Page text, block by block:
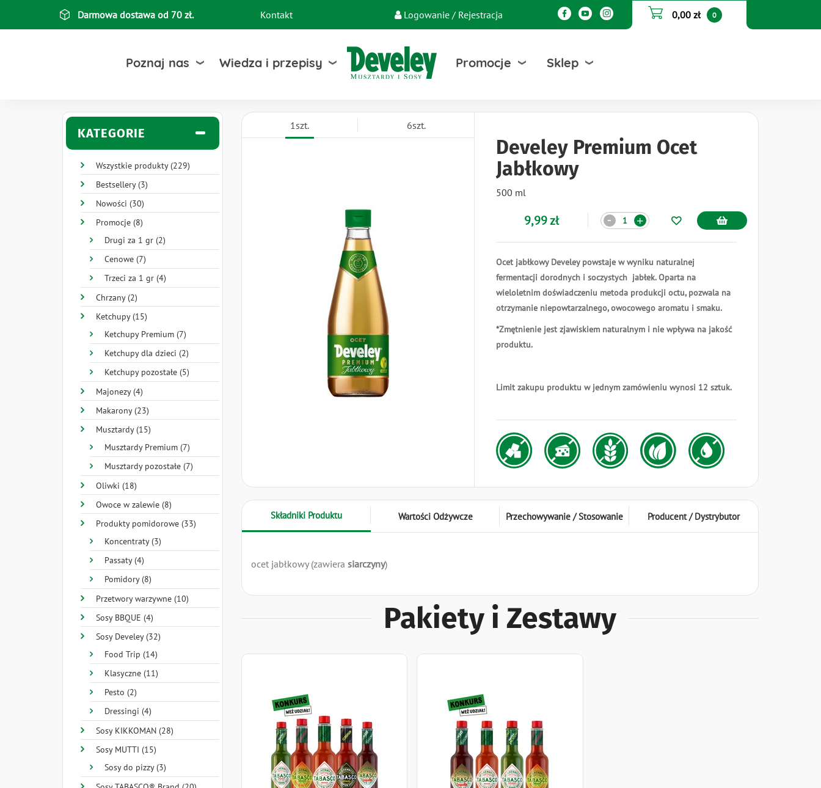
Darmowa dostawa od 70 zł. Kontakt Logowanie / Rejestracja 0,00 zł 0
Poznaj nas Wiedza i przepisy Promocje Sklep
KATEGORIE
Wszystkie produkty (229)
Bestsellery (3)
Nowości (30)
Promocje (8)
Drugi za 1 gr (2)
Cenowe (7)
Trzeci za 1 gr (4)
Chrzany (2)
Ketchupy (15)
Ketchupy Premium (7)
Ketchupy dla dzieci (2)
Ketchupy pozostałe (5)
Majonezy (4)
Makarony (23)
Musztardy (15)
Musztardy Premium (7)
Musztardy pozostałe (7)
Oliwki (18)
Owoce w zalewie (8)
Produkty pomidorowe (33)
Koncentraty (3)
Passaty (4)
Pomidory (8)
Przetwory warzywne (10)
Sosy BBQUE (4)
Sosy Develey (32)
Food Trip (14)
Klasyczne (11)
Pesto (2)
Dressingi (4)
Sosy KIKKOMAN (28)
Sosy MUTTI (15)
Sosy do pizzy (3)
Develey Premium Ocet
Jabłkowy
500 ml
9,99 zł
1szt. 6szt.
Ilość +
-
Ocet jabłkowy Develey powstaje w wyniku naturalnej
fermentacji dorodnych i soczystych jabłek. Oparta na
wieloletnim doświadczeniu metoda produkcji octu, pozwala na
otrzymanie niepowtarzalnego, owocowego aromatu i smaku.
*Zmętnienie jest zjawiskiem naturalnym i nie wpływa na jakość
produktu.
Limit zakupu produktu w jednym zamówieniu wynosi 12 sztuk.
Składniki Produktu
ocet jabłkowy (zawiera siarczyny)
Wartości Odżywcze Przechowywanie / Stosowanie Producent / Dystrybutor
Pakiety i Zestawy